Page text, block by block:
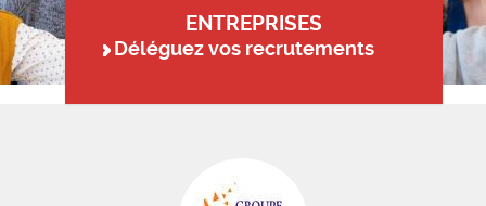
ENTREPRISES
Déléguez vos recrutements